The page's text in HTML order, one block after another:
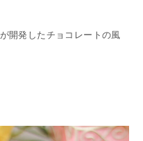
が開発したチョコレートの風